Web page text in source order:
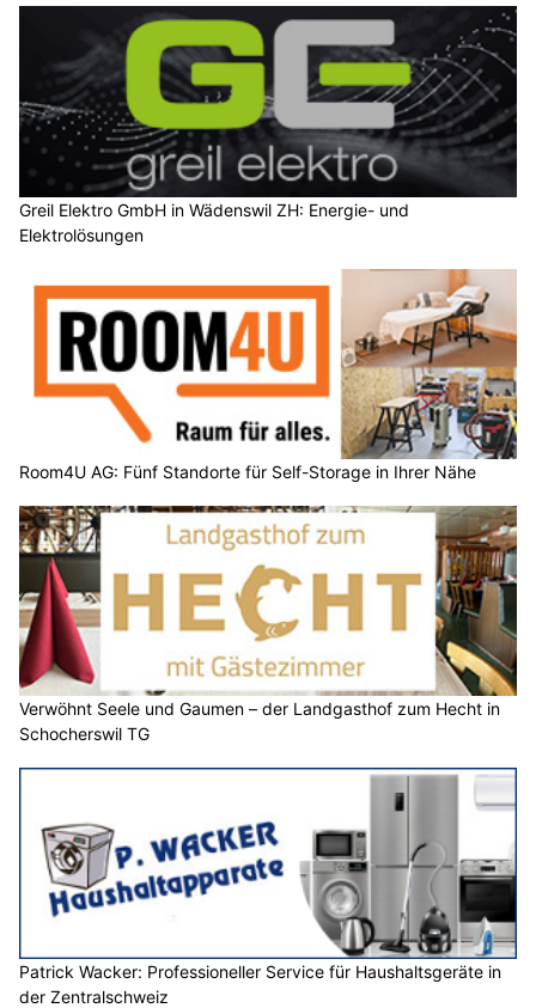
Greil Elektro GmbH in Wädenswil ZH: Energie- und
Elektrolösungen
Room4U AG: Fünf Standorte für Self-Storage in Ihrer Nähe
Verwöhnt Seele und Gaumen – der Landgasthof zum Hecht in
Schocherswil TG
Patrick Wacker: Professioneller Service für Haushaltsgeräte in
der Zentralschweiz